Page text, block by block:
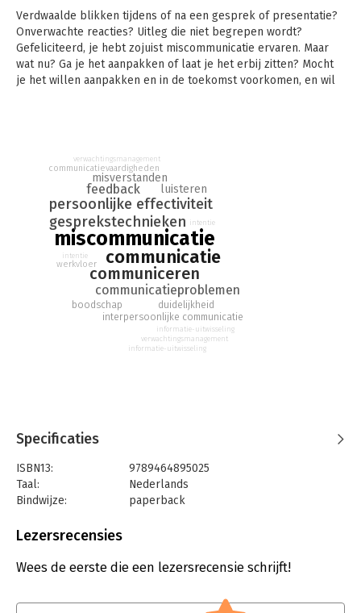
Verdwaalde blikken tijdens of na een gesprek of presentatie?
Onverwachte reacties? Uitleg die niet begrepen wordt?
Gefeliciteerd, je hebt zojuist miscommunicatie ervaren. Maar
wat nu? Ga je het aanpakken of laat je het erbij zitten? Mocht
je het willen aanpakken en in de toekomst voorkomen, en wil
bepalen van de oorzaken hiervan en hoe je miscommunicatie
kunt voorkomen. Je zult merken dat miscommunicatie vaak
onbedoeld is en dat het oplossen ervan het leven aanzienlijk
vergemakkelijkt.
miscommunicatie
communicatie
communiceren
gesprekstechnieken
persoonlijke effectiviteit
communicatieproblemen
feedback
misverstanden
luisteren
duidelijkheid
interpersoonlijke communicatie
boodschap
communicatievaardigheden
werkvloer
verwachtingsmanagement
intentie
informatie-uitwisseling
verwachtingsmanagement
intentie
informatie-uitwisseling
Specificaties
ISBN13:
9789464895025
Taal:
Nederlands
Bindwijze:
paperback
Uitgever:
Verschijningsdatum:
17-4-2024
Communicatie en media
Lezersrecensies
Wees de eerste die een lezersrecensie schrijft!